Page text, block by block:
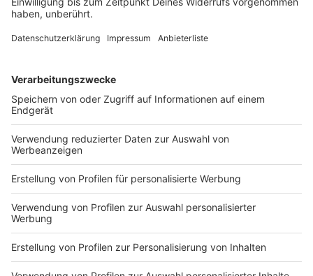
hinter dem grausamen Fund bei einem Augsburger
DEINE GEMERKTEN ARTIKEL
Du hast dir noch keine Artikel gemerkt